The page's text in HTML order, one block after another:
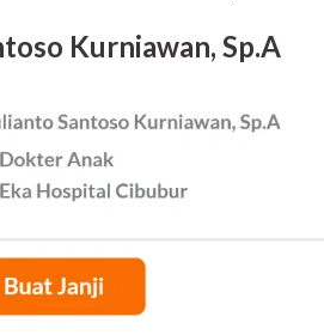
Kurniawan, Sp.A